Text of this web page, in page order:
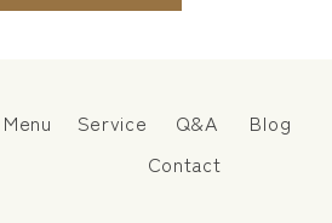
Menu Service Q&A
Blog
Contact